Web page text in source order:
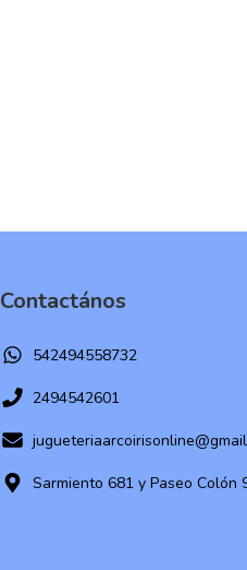
Contactános
542494558732
2494542601
Sarmiento 681 y Paseo Colón